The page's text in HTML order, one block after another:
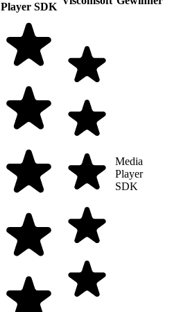
Player SDK
Media
Player
SDK